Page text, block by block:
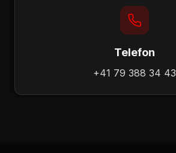
Telefon
+41 79 388 34 43